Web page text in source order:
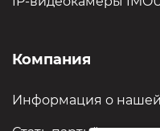
Компания
Информация о